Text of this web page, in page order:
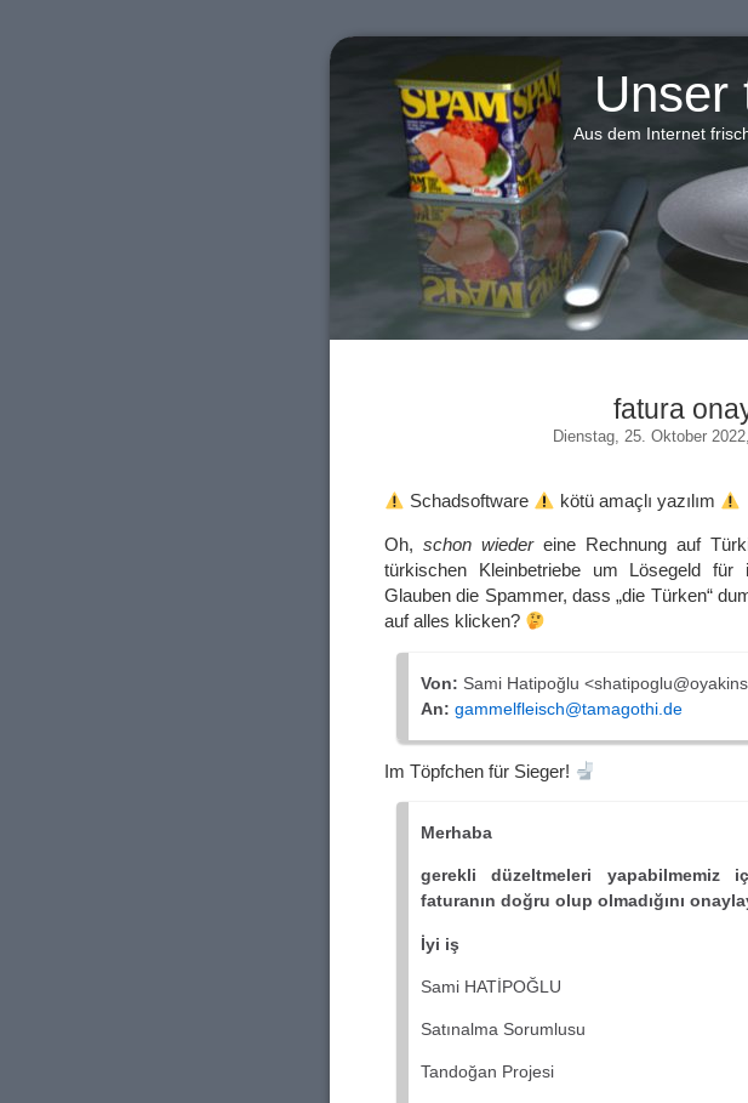
Unser
Aus dem Internet
fatura
Dienstag, 25. Oktober
Schadsoftware kötü amaçlı yazılım
Oh, schon wiedereine Rechnung auf
türkischen Kleinbetriebe um Lösegeld für
Glauben die Spammer, dass „die Türken“
auf alles klicken?
Von: Sami Hatipoğlu
An: gammelfleisch@tamagothi.de
Im Töpfchen für Sieger!
Merhaba
gerekli düzeltmeleri
faturanın doğru olup olmadığını
İyi iş
Sami HATİPOĞLU
Satınalma Sorumlusu
Tandoğan Projesi